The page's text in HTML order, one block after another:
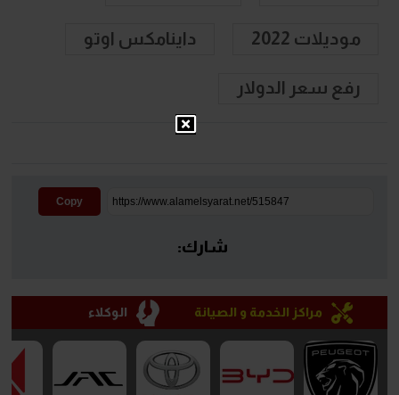
موديلات 2022 داينامكس اوتو
رفع سعر الدولار
Copy
شارك:
مراكز الخدمة و الصيانة الوكلاء